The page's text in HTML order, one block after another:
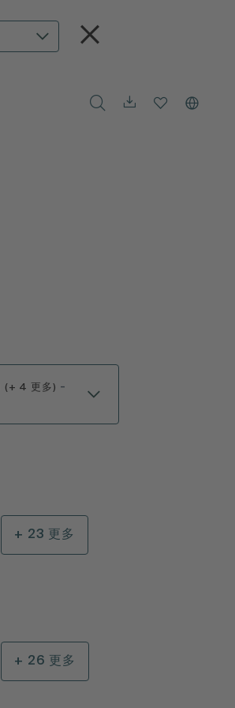
(+ 4 更多) -
+ 23 更多
+ 26 更多